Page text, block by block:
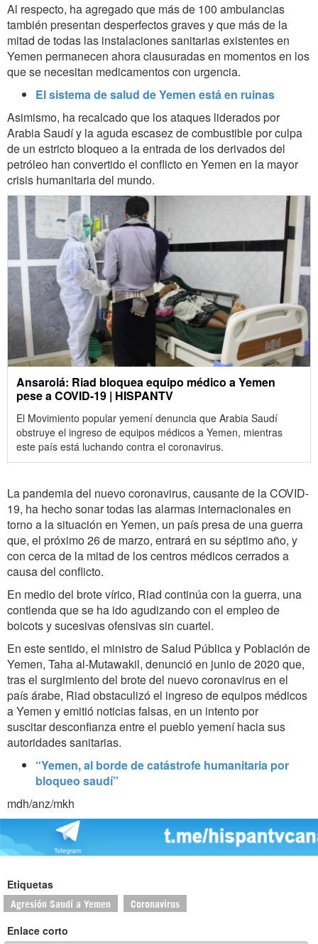
Al respecto, ha agregado que más de 100 ambulancias
también presentan desperfectos graves y que más de la
mitad de todas las instalaciones sanitarias existentes en
Yemen permanecen ahora clausuradas en momentos en los
que se necesitan medicamentos con urgencia.
El sistema de salud de Yemen está en ruinas
Asimismo, ha recalcado que los ataques liderados por
Arabia Saudí y la aguda escasez de combustible por culpa
de un estricto bloqueo a la entrada de los derivados del
petróleo han convertido el conflicto en Yemen en la mayor
crisis humanitaria del mundo.
Ansarolá: Riad bloquea equipo médico a Yemen
pese a COVID-19 | HISPANTV
El Movimiento popular yemení denuncia que Arabia Saudí
obstruye el ingreso de equipos médicos a Yemen, mientras
este país está luchando contra el coronavirus.
La pandemia del nuevo coronavirus, causante de la COVID-
19, ha hecho sonar todas las alarmas internacionales en
torno a la situación en Yemen, un país presa de una guerra
que, el próximo 26 de marzo, entrará en su séptimo año, y
con cerca de la mitad de los centros médicos cerrados a
causa del conflicto.
En medio del brote vírico, Riad continúa con la guerra, una
contienda que se ha ido agudizando con el empleo de
boicots y sucesivas ofensivas sin cuartel.
En este sentido, el ministro de Salud Pública y Población de
Yemen, Taha al-Mutawakil, denunció en junio de 2020 que,
tras el surgimiento del brote del nuevo coronavirus en el
país árabe, Riad obstaculizó el ingreso de equipos médicos
a Yemen y emitió noticias falsas, en un intento por
suscitar desconfianza entre el pueblo yemení hacia sus
autoridades sanitarias.
“Yemen, al borde de catástrofe humanitaria por
bloqueo saudí”
mdh/anz/mkh
Etiquetas
Agresión Saudí a Yemen Coronavirus
Enlace corto